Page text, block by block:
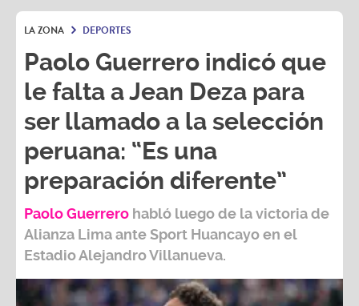
LA ZONA DEPORTES
Paolo Guerrero indicó que
le falta a Jean Deza para
ser llamado a la selección
peruana: “Es una
preparación diferente”
Paolo Guerrero habló luego de la victoria de
Alianza Lima ante Sport Huancayo en el
Estadio Alejandro Villanueva.